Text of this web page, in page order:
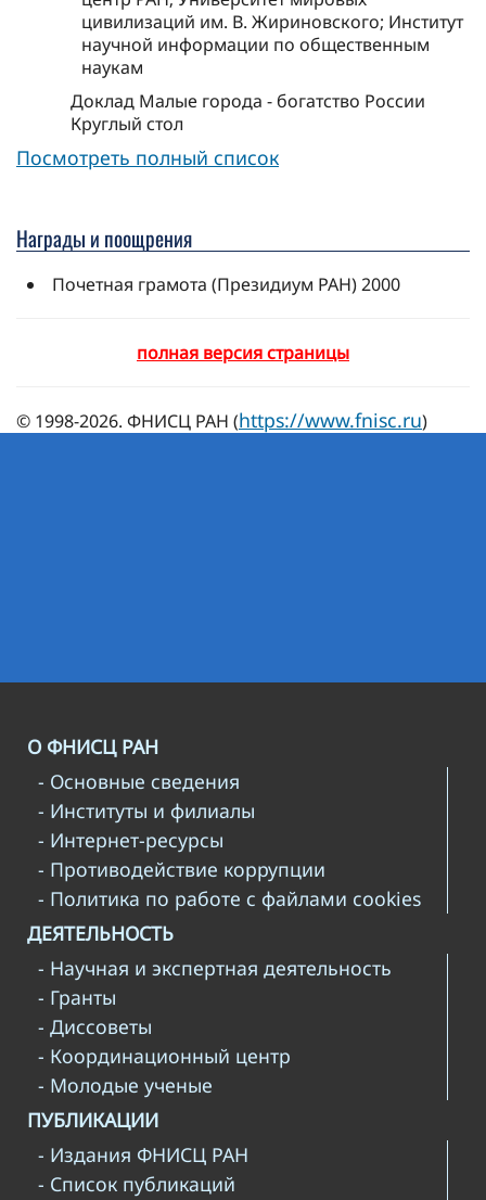
цивилизаций им. В. Жириновского; Институт
научной информации по общественным
наукам
Доклад Малые города - богатство России
Круглый стол
Посмотреть полный список
Награды и поощрения
Почетная грамота (Президиум РАН) 2000
полная версия страницы
© 1998-2026. ФНИСЦ РАН (https://www.fnisc.ru)
О ФНИСЦ РАН
- Основные сведения
- Институты и филиалы
- Интернет-ресурсы
- Противодействие коррупции
- Политика по работе с файлами cookies
ДЕЯТЕЛЬНОСТЬ
- Научная и экспертная деятельность
- Гранты
- Диссоветы
- Координационный центр
- Молодые ученые
ПУБЛИКАЦИИ
- Издания ФНИСЦ РАН
- Список публикаций